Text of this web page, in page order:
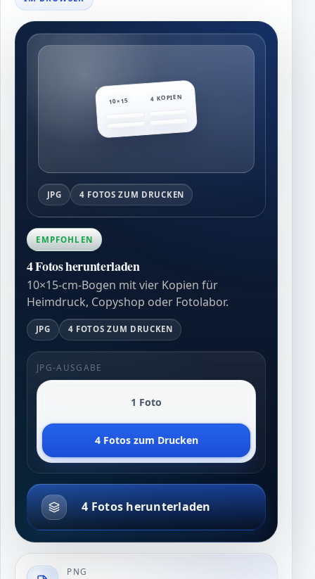
10×15 4 KOPIEN
JPG 4 FOTOS ZUM DRUCKEN
EMPFOHLEN
4 Fotos herunterladen
10×15-cm-Bogen mit vier Kopien für
Heimdruck, Copyshop oder Fotolabor.
JPG 4 FOTOS ZUM DRUCKEN
JPG-AUSGABE
1 Foto
4 Fotos zum Drucken
4 Fotos herunterladen
PNG